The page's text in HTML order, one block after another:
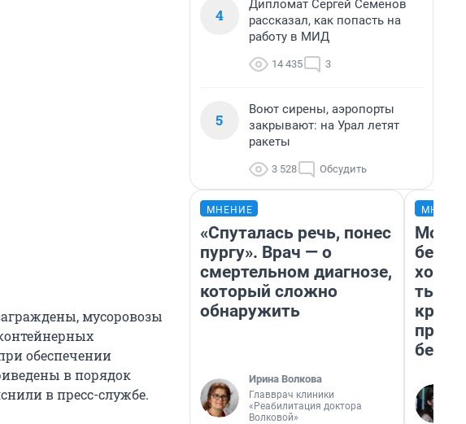
мусоровозы
обеспечении
в порядок
в пресс-службе.
4
Дипломат Сергей Семенов
рассказал, как попасть на
работу в МИД
14 435 3
5
Воют сирены, аэропорты
закрывают: на Урал летят
ракеты
3 528 Обсудить
МНЕНИЕ
«Спуталась речь, понес
пургу». Врач — о
смертельном диагнозе,
который сложно
обнаружить
Ирина Волкова
Главврач клиники
«Реабилитация доктора
Волковой»
Мой